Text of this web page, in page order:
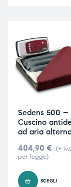
Sedens 500 –
Cuscino
ad aria
404,90 € (+
per legge)
SCEGLI